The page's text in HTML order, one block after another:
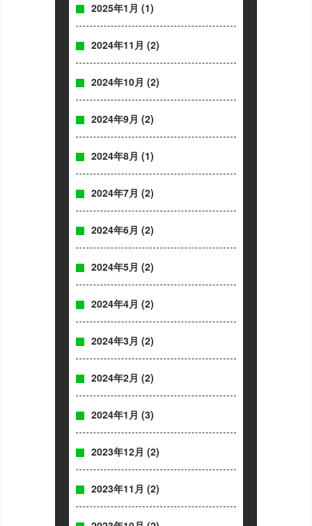
2025年1月 (1)
2024年11月 (2)
2024年10月 (2)
2024年9月 (2)
2024年8月 (1)
2024年7月 (2)
2024年6月 (2)
2024年5月 (2)
2024年4月 (2)
2024年3月 (2)
2024年2月 (2)
2024年1月 (3)
2023年12月 (2)
2023年11月 (2)